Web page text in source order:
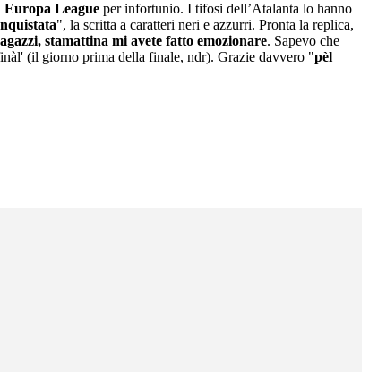
Europa League per infortunio. I tifosi dell’Atalanta lo hanno
", la scritta a caratteri neri e azzurri. Pronta la replica,
stamattina mi avete fatto emozionare. Sapevo che
(il giorno prima della finale, ndr). Grazie davvero "pèl